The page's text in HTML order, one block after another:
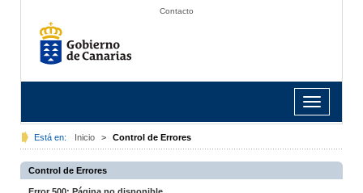
Contacto
Toggle
navigation
Está en: Inicio > Control de Errores
Control de Errores